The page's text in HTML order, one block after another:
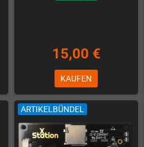
15,00 €
KAUFEN
ARTIKELBÜNDEL